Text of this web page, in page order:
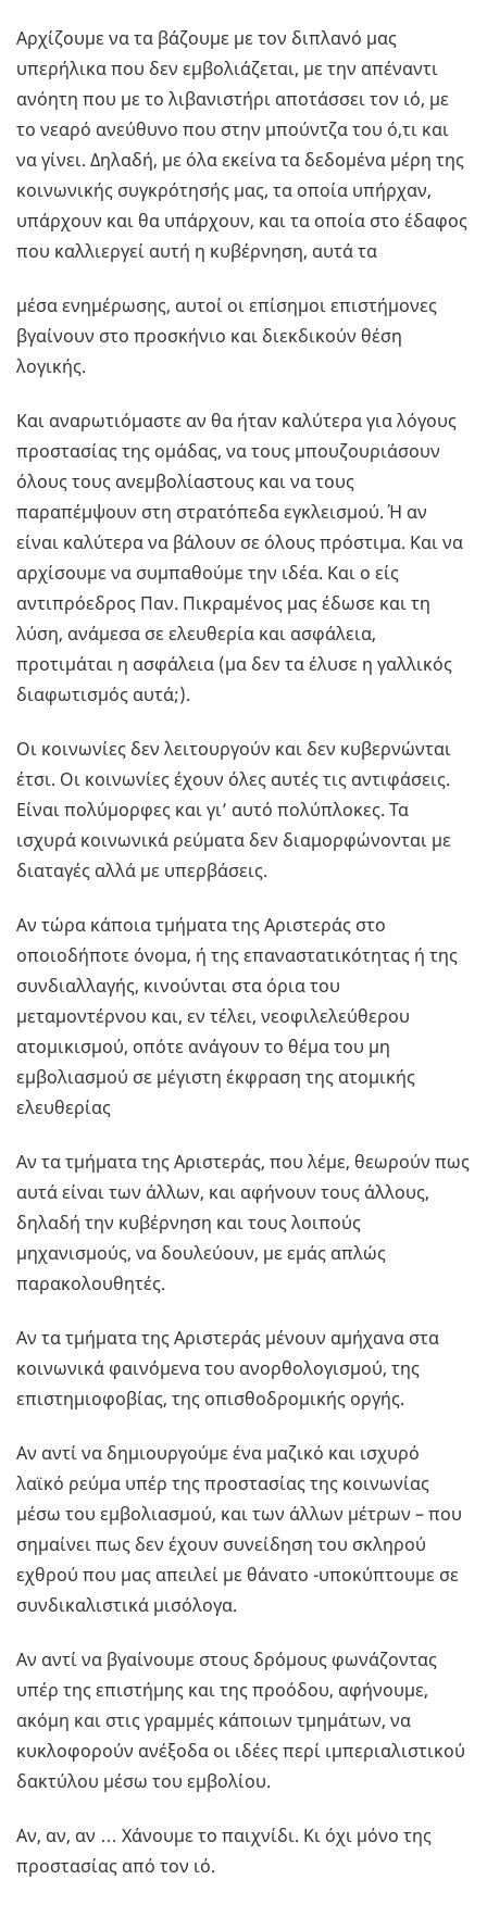
Αρχίζουμε να τα βάζουμε με τον διπλανό μας
υπερήλικα που δεν εμβολιάζεται, με την απέναντι
ανόητη που με το λιβανιστήρι αποτάσσει τον ιό, με
το νεαρό ανεύθυνο που στην μπούντζα του ό,τι και
να γίνει. Δηλαδή, με όλα εκείνα τα δεδομένα μέρη της
κοινωνικής συγκρότησής μας, τα οποία υπήρχαν,
υπάρχουν και θα υπάρχουν, και τα οποία στο έδαφος
που καλλιεργεί αυτή η κυβέρνηση, αυτά τα
μέσα ενημέρωσης, αυτοί οι επίσημοι επιστήμονες
βγαίνουν στο προσκήνιο και διεκδικούν θέση
λογικής.
Και αναρωτιόμαστε αν θα ήταν καλύτερα για λόγους
προστασίας της ομάδας, να τους μπουζουριάσουν
όλους τους ανεμβολίαστους και να τους
παραπέμψουν στη στρατόπεδα εγκλεισμού. Ή αν
είναι καλύτερα να βάλουν σε όλους πρόστιμα. Και να
αρχίσουμε να συμπαθούμε την ιδέα. Και ο είς
αντιπρόεδρος Παν. Πικραμένος μας έδωσε και τη
λύση, ανάμεσα σε ελευθερία και ασφάλεια,
προτιμάται η ασφάλεια (μα δεν τα έλυσε η γαλλικός
διαφωτισμός αυτά;).
Οι κοινωνίες δεν λειτουργούν και δεν κυβερνώνται
έτσι. Οι κοινωνίες έχουν όλες αυτές τις αντιφάσεις.
Είναι πολύμορφες και γι’ αυτό πολύπλοκες. Τα
ισχυρά κοινωνικά ρεύματα δεν διαμορφώνονται με
διαταγές αλλά με υπερβάσεις.
Αν τώρα κάποια τμήματα της Αριστεράς στο
οποιοδήποτε όνομα, ή της επαναστατικότητας ή της
συνδιαλλαγής, κινούνται στα όρια του
μεταμοντέρνου και, εν τέλει, νεοφιλελεύθερου
ατομικισμού, οπότε ανάγουν το θέμα του μη
εμβολιασμού σε μέγιστη έκφραση της ατομικής
ελευθερίας
Αν τα τμήματα της Αριστεράς, που λέμε, θεωρούν πως
αυτά είναι των άλλων, και αφήνουν τους άλλους,
δηλαδή την κυβέρνηση και τους λοιπούς
μηχανισμούς, να δουλεύουν, με εμάς απλώς
παρακολουθητές.
Αν τα τμήματα της Αριστεράς μένουν αμήχανα στα
κοινωνικά φαινόμενα του ανορθολογισμού, της
επιστημιοφοβίας, της οπισθοδρομικής οργής.
Αν αντί να δημιουργούμε ένα μαζικό και ισχυρό
λαϊκό ρεύμα υπέρ της προστασίας της κοινωνίας
μέσω του εμβολιασμού, και των άλλων μέτρων – που
σημαίνει πως δεν έχουν συνείδηση του σκληρού
εχθρού που μας απειλεί με θάνατο -υποκύπτουμε σε
συνδικαλιστικά μισόλογα.
Αν αντί να βγαίνουμε στους δρόμους φωνάζοντας
υπέρ της επιστήμης και της προόδου, αφήνουμε,
ακόμη και στις γραμμές κάποιων τμημάτων, να
κυκλοφορούν ανέξοδα οι ιδέες περί ιμπεριαλιστικού
δακτύλου μέσω του εμβολίου.
Αν, αν, αν … Χάνουμε το παιχνίδι. Κι όχι μόνο της
προστασίας από τον ιό.